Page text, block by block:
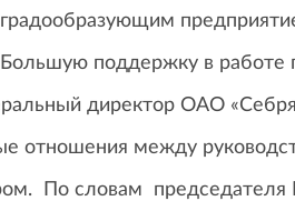
поддержку в
директор ОАО
отношения между
По словам